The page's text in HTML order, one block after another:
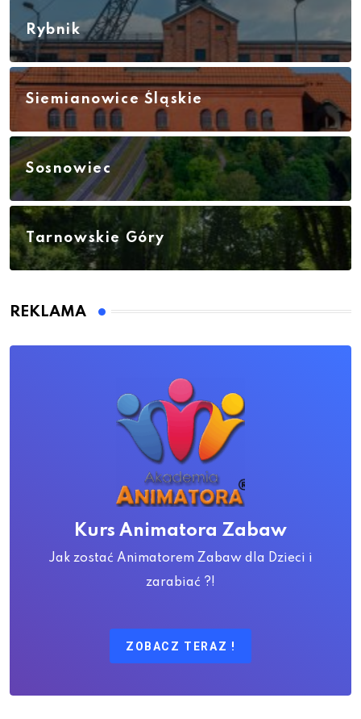
Rybnik
Siemianowice Śląskie
Sosnowiec
Tarnowskie Góry
REKLAMA
Kurs Animatora Zabaw
Jak zostać Animatorem Zabaw dla Dzieci i
zarabiać ?!
ZOBACZ TERAZ !